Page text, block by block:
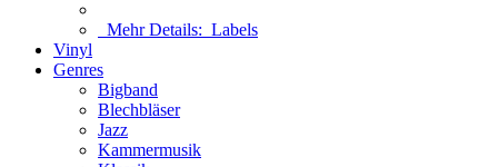
Mehr Details: Labels
Vinyl
Genres
Bigband
Blechbläser
Jazz
Kammermusik